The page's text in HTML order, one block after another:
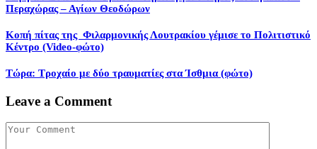
Περαχώρας – Αγίων Θεοδώρων
Κοπή πίτας της Φιλαρμονικής Λουτρακίου γέμισε το Πολιτιστικό
Κέντρο (Video-φώτο)
Τώρα: Τροχαίο με δύο τραυματίες στα Ίσθμια (φώτο)
Leave a Comment